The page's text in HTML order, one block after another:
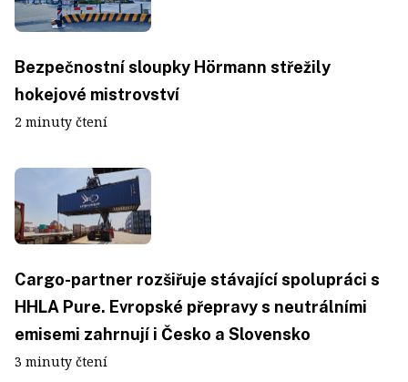
Bezpečnostní sloupky Hörmann střežily
hokejové mistrovství
2 minuty čtení
Cargo-partner rozšiřuje stávající spolupráci s
HHLA Pure. Evropské přepravy s neutrálními
emisemi zahrnují i Česko a Slovensko
3 minuty čtení